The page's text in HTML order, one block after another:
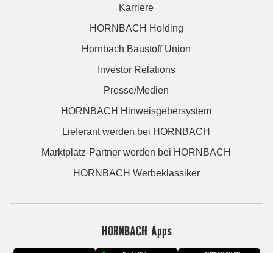
Karriere
HORNBACH Holding
Hornbach Baustoff Union
Investor Relations
Presse/Medien
HORNBACH Hinweisgebersystem
Lieferant werden bei HORNBACH
Marktplatz-Partner werden bei HORNBACH
HORNBACH Werbeklassiker
HORNBACH Apps